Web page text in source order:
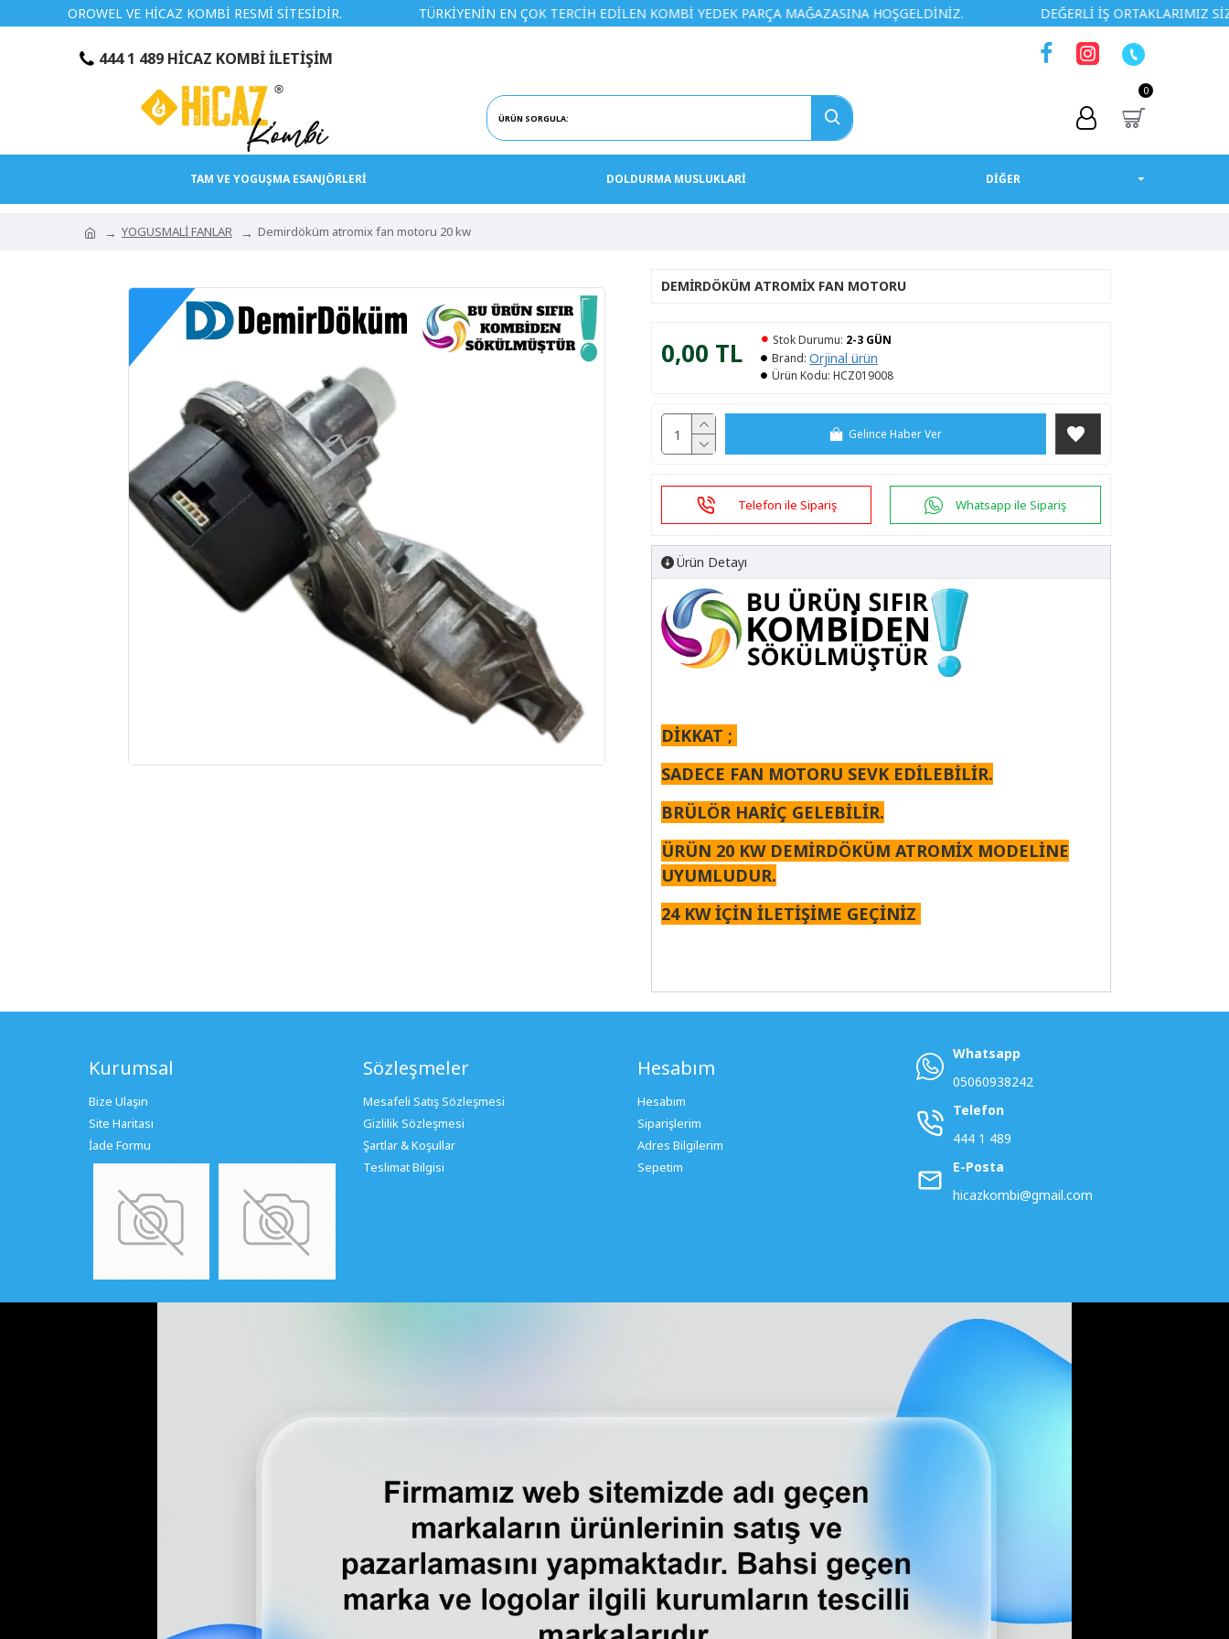
OROWEL VE HİCAZ KOMBİ RESMİ SİTESİDİR. TÜRKİYENİN EN ÇOK TERCİH EDİLEN KOMBİ YEDEK PARÇA MAĞAZASINA HOŞGELDİNİZ. DEĞERLİ İŞ ORTAKLARIMIZ SİZLERE
444 1 489 HİCAZ KOMBİ İLETİŞİM
0
TAM VE YOGUŞMA ESANJÖRLERİ DOLDURMA MUSLUKLARİ DİĞER
YOGUSMALİ FANLAR Demirdöküm atromix fan motoru 20 kw
DEMIRDÖKÜM ATROMIX FAN MOTORU
0,00 TL Stok Durumu: 2-3 GÜN
Brand: Orjinal ürün
Ürün Kodu: HCZ019008
Gelince Haber Ver
Telefon ile Sipariş Whatsapp ile Sipariş
Ürün Detayı
DİKKAT ;
SADECE FAN MOTORU SEVK EDİLEBİLİR.
BRÜLÖR HARİÇ GELEBİLİR.
ÜRÜN 20 KW DEMİRDÖKÜM ATROMİX MODELİNE
UYUMLUDUR.
24 KW İÇİN İLETİŞİME GEÇİNİZ
Kurumsal
Bize Ulaşın
Site Haritası
İade Formu
Sözleşmeler
Mesafeli Satış Sözleşmesi
Gizlilik Sözleşmesi
Şartlar & Koşullar
Teslimat Bilgisi
Hesabım
Hesabım
Siparişlerim
Adres Bilgilerim
Sepetim
Whatsapp
05060938242
Telefon
444 1 489
E-Posta
hicazkombi@gmail.com